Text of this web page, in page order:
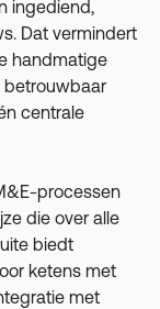
ingediend,
Dat vermindert
handmatige
betrouwbaar
centrale
processen
die over alle
biedt
ketens met
met